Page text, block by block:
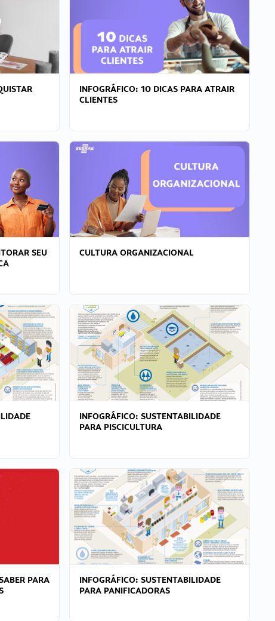
INFOGRÁFICO: 10 DICAS PARA ATRAIR
CLIENTES
SEU
CULTURA ORGANIZACIONAL
INFOGRÁFICO: SUSTENTABILIDADE
PARA PISCICULTURA
PARA
INFOGRÁFICO: SUSTENTABILIDADE
PARA PANIFICADORAS